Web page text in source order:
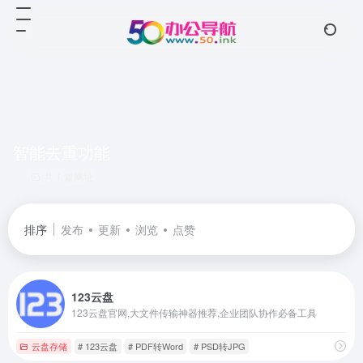
排序 发布 更新 浏览 点赞
123云盘
123云盘官网,大文件传输神器推荐,企业团队协作必备工具
云盘存储 # 123云盘 # PDF转Word # PSD转JPG